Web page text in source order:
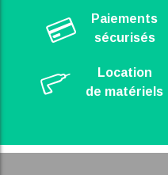
Paiements
sécurisés
Location
de matériels